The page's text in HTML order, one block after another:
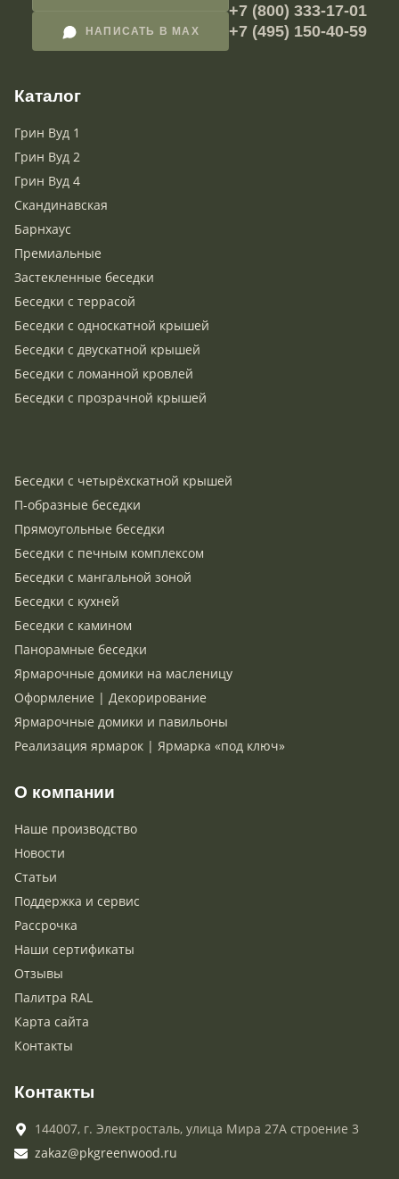
НАПИСАТЬ В MAX
+7 (800) 333-17-01
+7 (495) 150-40-59
Каталог
Грин Вуд 1
Грин Вуд 2
Грин Вуд 4
Скандинавская
Барнхаус
Премиальные
Застекленные беседки
Беседки с террасой
Беседки с односкатной крышей
Беседки с двускатной крышей
Беседки с ломанной кровлей
Беседки с прозрачной крышей
Беседки с четырёхскатной крышей
П-образные беседки
Прямоугольные беседки
Беседки с печным комплексом
Беседки с мангальной зоной
Беседки с кухней
Беседки с камином
Панорамные беседки
Ярмарочные домики на масленицу
Оформление | Декорирование
Ярмарочные домики и павильоны
Реализация ярмарок | Ярмарка «под ключ»
О компании
Наше производство
Новости
Статьи
Поддержка и сервис
Рассрочка
Наши сертификаты
Отзывы
Палитра RAL
Карта сайта
Контакты
Контакты
144007, г. Электросталь, улица Мира 27А строение 3
zakaz@pkgreenwood.ru